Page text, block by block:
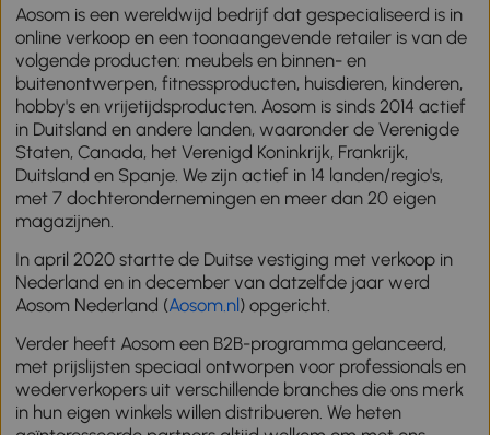
Aosom is een wereldwijd bedrijf dat gespecialiseerd is in
online verkoop en een toonaangevende retailer is van de
volgende producten: meubels en binnen- en
buitenontwerpen, fitnessproducten, huisdieren, kinderen,
hobby's en vrijetijdsproducten. Aosom is sinds 2014 actief
in Duitsland en andere landen, waaronder de Verenigde
Staten, Canada, het Verenigd Koninkrijk, Frankrijk,
Duitsland en Spanje. We zijn actief in 14 landen/regio's,
met 7 dochterondernemingen en meer dan 20 eigen
magazijnen.
In april 2020 startte de Duitse vestiging met verkoop in
Nederland en in december van datzelfde jaar werd
Aosom Nederland (Aosom.nl) opgericht.
Verder heeft Aosom een B2B-programma gelanceerd,
met prijslijsten speciaal ontworpen voor professionals en
wederverkopers uit verschillende branches die ons merk
in hun eigen winkels willen distribueren. We heten